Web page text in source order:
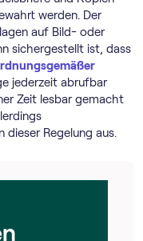
werden. Der
auf Bild- oder
sichergestellt ist, dass
jederzeit abrufbar
Zeit lesbar gemacht
dieser Regelung aus.